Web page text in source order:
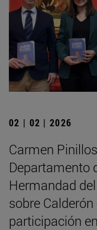
02 | 02 | 2026
Carmen
Departamento
Hermandad
sobre
participación